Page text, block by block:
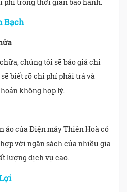
Bạch
chúng tôi sẽ báo giá chi
biết rõ chi phí phải trả và
không hợp lý.
áo của Điện máy Thiên Hoà có
với ngân sách của nhiều gia
lượng dịch vụ cao.